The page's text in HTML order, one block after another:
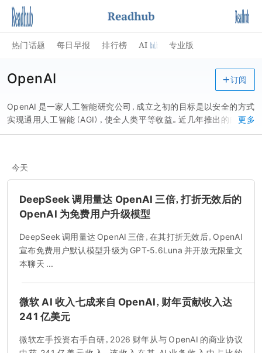
热门话题 每日早报 排行榜 AI 专业版
OpenAI
OpenAI 是一家人工智能研究公司，成立之初的目标是以安全的方式
实现通用人工智能（AGI），使全人类平等收益。近几年推出的自然语
言处理大型预训练模型 GPT-3、AI 图像生成器 Dall-E 两大代表性研
更多
订阅
今天
DeepSeek 调用量达 OpenAI 三倍，打折无效后的
OpenAI 为免费用户升级模型
DeepSeek 调用量达 OpenAI 三倍，在其打折无效后，OpenAI
宣布免费用户默认模型升级为 GPT-5.6Luna 并开放无限量文
本聊天 ...
微软 AI 收入七成来自 OpenAI，财年贡献收入达
241 亿美元
微软左手投资右手自研，2026 财年从与 OpenAI 的商业协议